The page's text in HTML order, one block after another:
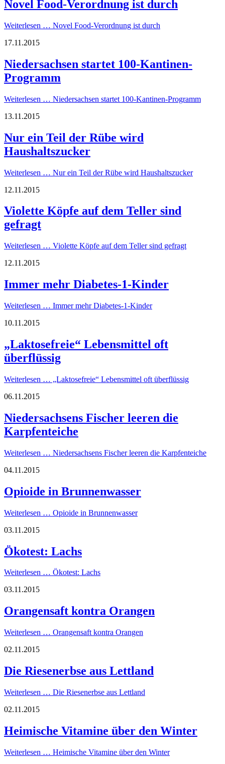
Novel Food-Verordnung ist durch
Weiterlesen … Novel Food-Verordnung ist durch
17.11.2015
Niedersachsen startet 100-Kantinen-
Programm
Weiterlesen … Niedersachsen startet 100-Kantinen-Programm
13.11.2015
Nur ein Teil der Rübe wird
Haushaltszucker
Weiterlesen … Nur ein Teil der Rübe wird Haushaltszucker
12.11.2015
Violette Köpfe auf dem Teller sind
gefragt
Weiterlesen … Violette Köpfe auf dem Teller sind gefragt
12.11.2015
Immer mehr Diabetes-1-Kinder
Weiterlesen … Immer mehr Diabetes-1-Kinder
10.11.2015
„Laktosefreie“ Lebensmittel oft
überflüssig
Weiterlesen … „Laktosefreie“ Lebensmittel oft überflüssig
06.11.2015
Niedersachsens Fischer leeren die
Karpfenteiche
Weiterlesen … Niedersachsens Fischer leeren die Karpfenteiche
04.11.2015
Opioide in Brunnenwasser
Weiterlesen … Opioide in Brunnenwasser
03.11.2015
Ökotest: Lachs
Weiterlesen … Ökotest: Lachs
03.11.2015
Orangensaft kontra Orangen
Weiterlesen … Orangensaft kontra Orangen
02.11.2015
Die Riesenerbse aus Lettland
Weiterlesen … Die Riesenerbse aus Lettland
02.11.2015
Heimische Vitamine über den Winter
Weiterlesen … Heimische Vitamine über den Winter